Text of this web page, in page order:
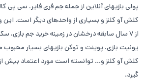
همچنین اگر در فرآیند خرید دچار مشکل
موجومراجعه کنید تا در کوتاه ترین زمان به
پولی بازیهای آنلاین از جمله جم فری فایر، سی پی
کلش آو کلنز و بسیاری از واحدهای دیگر است.
از ۷ سال سابقه درخشان در زمینه خرید جم بازی،
یونیت بازی، پوینت و توکن بازیهای بسیار محبوب
کلش آو کلنز و... توانسته است مورد اعتماد بیش از
گیرد.